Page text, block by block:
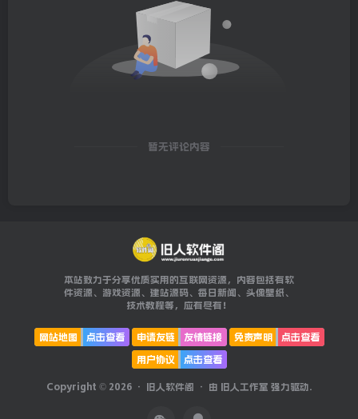
暂无评论内容
本站致力于分享优质实用的互联网资源，内容包括有软
件资源、游戏资源、建站源码、每日新闻、头像壁纸、
技术教程等，应有尽有！
网站地图 点击查看 申请友链 友情链接 免责声明
点击查看
用户协议
点击查看
Copyright © 2026 · 旧人软件阁 · 由 旧人工作室 强力驱动.